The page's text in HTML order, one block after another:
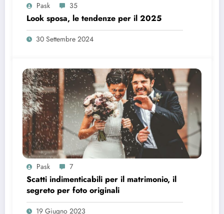
Pask 35
Look sposa, le tendenze per il 2025
30 Settembre 2024
Pask 7
Scatti indimenticabili per il matrimonio, il
segreto per foto originali
19 Giugno 2023